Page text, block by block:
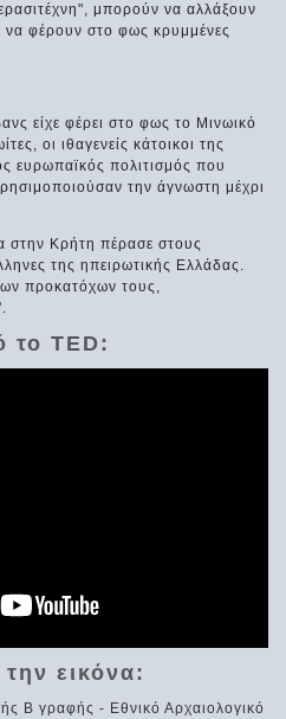
μπορούν να αλλάξουν
να φέρουν στο φως κρυμμένες
είχε φέρει στο φως το Μινωικό
οι ιθαγενείς κάτοικοι της
ευρωπαϊκός πολιτισμός που
την άγνωστη μέχρι
στην Κρήτη πέρασε στους
της ηπειρωτικής Ελλάδας.
προκατόχων τους,
το TED:
εικόνα:
Β γραφής - Εθνικό Αρχαιολογικό